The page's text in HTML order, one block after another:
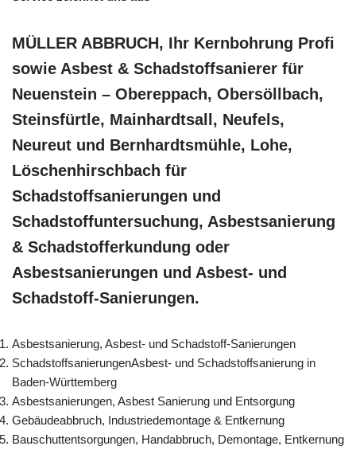
MÜLLER ABBRUCH, Ihr Kernbohrung Profi
sowie Asbest & Schadstoffsanierer für
Neuenstein – Obereppach, Obersöllbach,
Steinsfürtle, Mainhardtsall, Neufels,
Neureut und Bernhardtsmühle, Lohe,
Löschenhirschbach für
Schadstoffsanierungen und
Schadstoffuntersuchung, Asbestsanierung
& Schadstofferkundung oder
Asbestsanierungen und Asbest- und
Schadstoff-Sanierungen.
Asbestsanierung, Asbest- und Schadstoff-Sanierungen
SchadstoffsanierungenAsbest- und Schadstoffsanierung in
Baden-Württemberg
Asbestsanierungen, Asbest Sanierung und Entsorgung
Gebäudeabbruch, Industriedemontage & Entkernung
Bauschuttentsorgungen, Handabbruch, Demontage, Entkernung